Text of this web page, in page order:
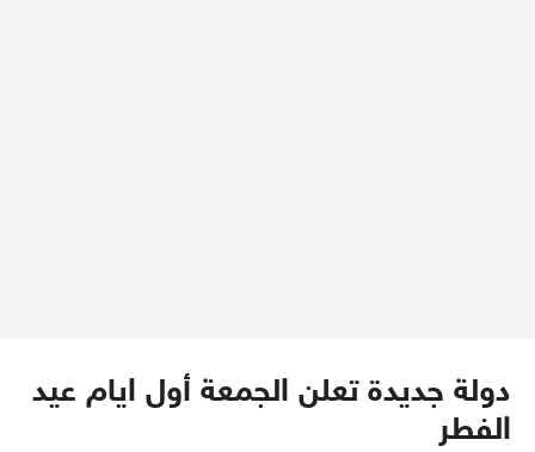
دولة جديدة تعلن الجمعة أول ايام عيد
الفطر